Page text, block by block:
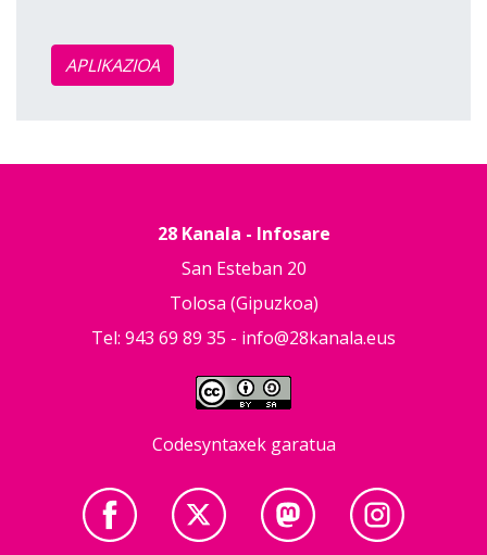
APLIKAZIOA
28 Kanala - Infosare
San Esteban 20
Tolosa (Gipuzkoa)
Tel: 943 69 89 35 - info@28kanala.eus
Codesyntaxek garatua